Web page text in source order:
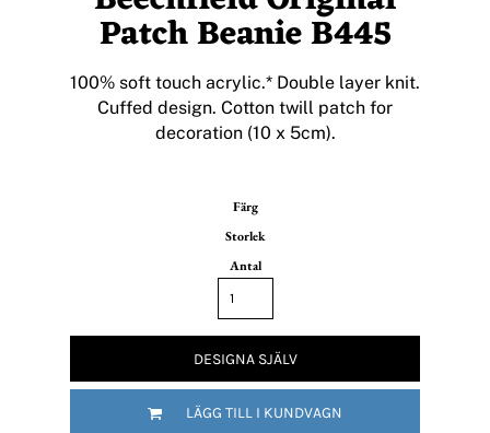
Patch Beanie B445
100% soft touch acrylic.* Double layer knit.
Cuffed design. Cotton twill patch for
decoration (10 x 5cm).
Färg
Storlek
Antal
DESIGNA SJÄLV
LÄGG TILL I KUNDVAGN